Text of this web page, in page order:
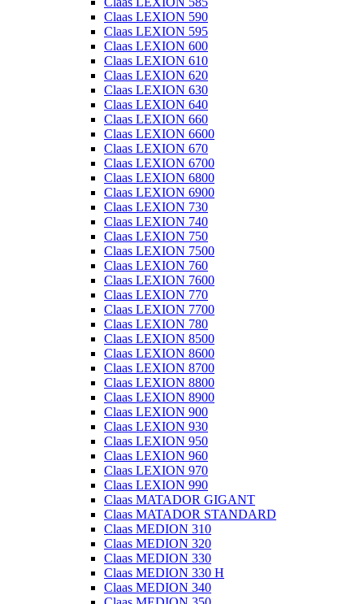
Claas LEXION 590
Claas LEXION 595
Claas LEXION 600
Claas LEXION 610
Claas LEXION 620
Claas LEXION 630
Claas LEXION 640
Claas LEXION 660
Claas LEXION 6600
Claas LEXION 670
Claas LEXION 6700
Claas LEXION 6800
Claas LEXION 6900
Claas LEXION 730
Claas LEXION 740
Claas LEXION 750
Claas LEXION 7500
Claas LEXION 760
Claas LEXION 7600
Claas LEXION 770
Claas LEXION 7700
Claas LEXION 780
Claas LEXION 8500
Claas LEXION 8600
Claas LEXION 8700
Claas LEXION 8800
Claas LEXION 8900
Claas LEXION 900
Claas LEXION 930
Claas LEXION 950
Claas LEXION 960
Claas LEXION 970
Claas LEXION 990
Claas MATADOR GIGANT
Claas MATADOR STANDARD
Claas MEDION 310
Claas MEDION 320
Claas MEDION 330
Claas MEDION 330 H
Claas MEDION 340